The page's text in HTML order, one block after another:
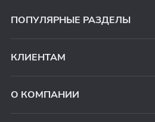
ПОПУЛЯРНЫЕ РАЗДЕЛЫ
КЛИЕНТАМ
О КОМПАНИИ